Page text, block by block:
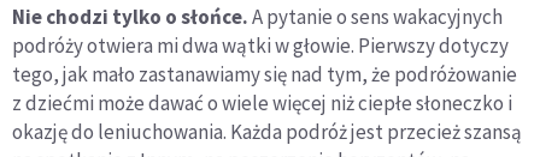
Nie chodzi tylko o słońce.A pytanie o sens wakacyjnych
podróży otwiera mi dwa wątki w głowie. Pierwszy dotyczy
tego, jak mało zastanawiamy się nad tym, że podróżowanie
z dziećmi może dawać o wiele więcej niż ciepłe słoneczko i
okazję do leniuchowania. Każda podróż jest przecież szansą